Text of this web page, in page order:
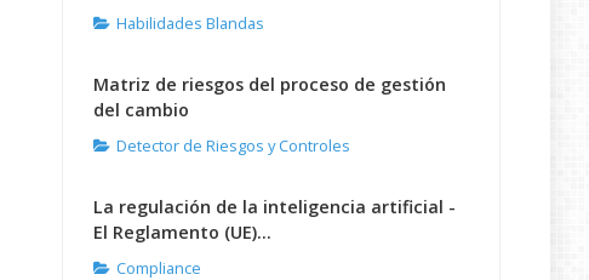
Habilidades Blandas
Matriz de riesgos del proceso de gestión
del cambio
Detector de Riesgos y Controles
La regulación de la inteligencia artificial -
El Reglamento (UE)...
Compliance